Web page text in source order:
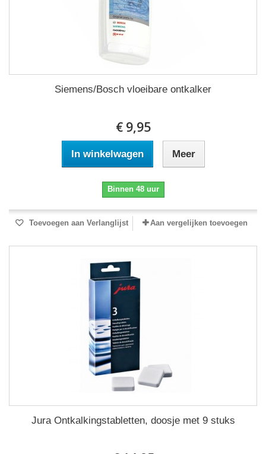
Siemens/Bosch vloeibare ontkalker
€ 9,95
In winkelwagen Meer
Binnen 48 uur
Toevoegen aan Verlanglijst Aan vergelijken toevoegen
Jura Ontkalkingstabletten, doosje met 9 stuks